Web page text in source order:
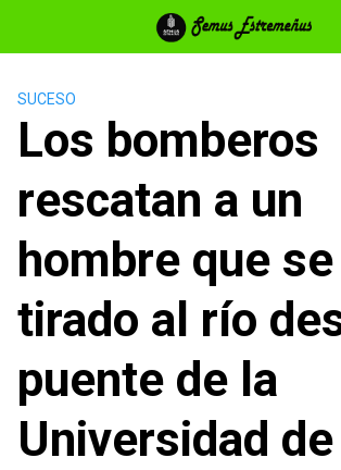
SUCESO
Los bomberos
rescatan a un
hombre que
tirado al río
puente de la
Universidad de